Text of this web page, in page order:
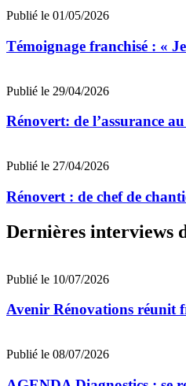
Publié le 01/05/2026
Témoignage franchisé : «
Publié le 29/04/2026
Rénovert: de l’assurance
Publié le 27/04/2026
Rénovert : de chef de
Dernières interviews
Publié le 10/07/2026
Avenir Rénovations réunit
Publié le 08/07/2026